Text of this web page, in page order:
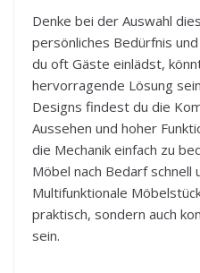
Denke bei der Auswahl
persönliches Bedürfnis
du oft Gäste einlädst,
hervorragende Lösung
Designs findest du die
Aussehen und hoher
die Mechanik einfach zu
Möbel nach Bedarf schnell
Multifunktionale
praktisch, sondern auch
sein.